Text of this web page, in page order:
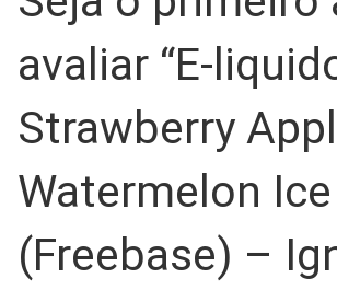
avaliar “E-
Strawberry
Watermelon Ice
(Freebase) –